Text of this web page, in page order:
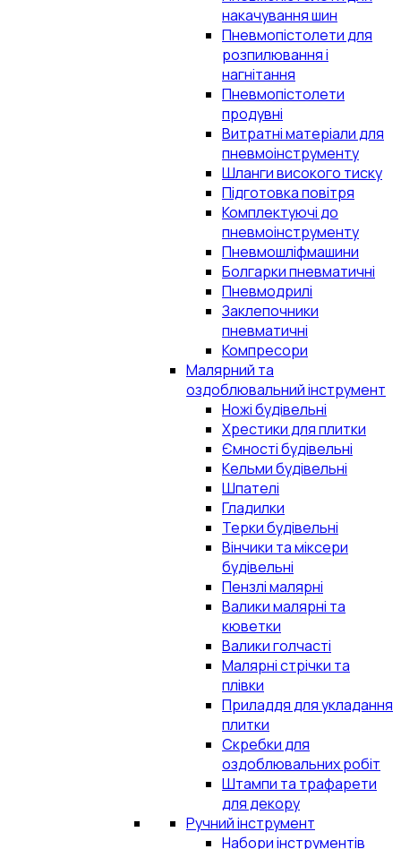
накачування шин
Пневмопістолети для
розпилювання і
нагнітання
Пневмопістолети
продувні
Витратні матеріали для
пневмоінструменту
Шланги високого тиску
Підготовка повітря
Комплектуючі до
пневмоінструменту
Пневмошліфмашини
Болгарки пневматичні
Пневмодрилі
Заклепочники
пневматичні
Компресори
Малярний та
оздоблювальний інструмент
Ножі будівельні
Хрестики для плитки
Ємності будівельні
Кельми будівельні
Шпателі
Гладилки
Терки будівельні
Вінчики та міксери
будівельні
Пензлі малярні
Валики малярні та
кюветки
Валики голчасті
Малярні стрічки та
плівки
Приладдя для укладання
плитки
Скребки для
оздоблювальних робіт
Штампи та трафарети
для декору
Ручний інструмент
Набори інструментів